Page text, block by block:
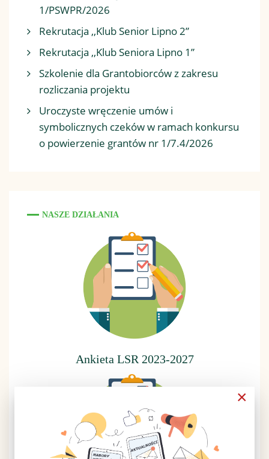
1/PSWPR/2026
Rekrutacja ,,Klub Senior Lipno 2”
Rekrutacja ,,Klub Seniora Lipno 1”
Szkolenie dla Grantobiorców z zakresu
rozliczania projektu
Uroczyste wręczenie umów i
symbolicznych czeków w ramach konkursu
o powierzenie grantów nr 1/7.4/2026
NASZE DZIAŁANIA
Ankieta LSR 2023-2027
×